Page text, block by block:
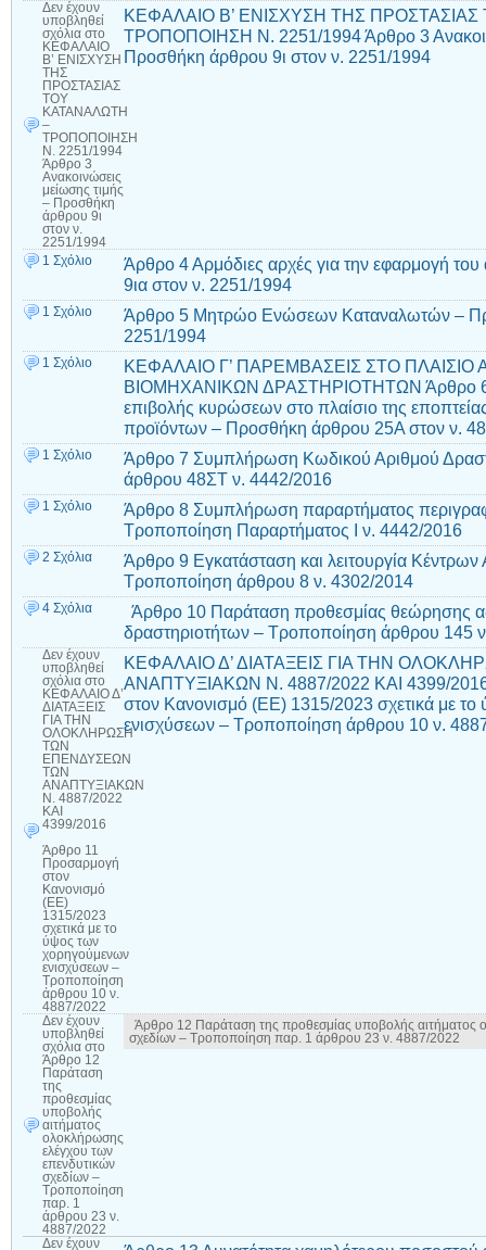
Δεν έχουν
υποβληθεί
σχόλια στο
ΚΕΦΑΛΑΙΟ
Β’ ΕΝΙΣΧΥΣΗ
ΤΗΣ
ΠΡΟΣΤΑΣΙΑΣ
ΤΟΥ
ΚΑΤΑΝΑΛΩΤΗ
–
ΤΡΟΠΟΠΟΙΗΣΗ
Ν. 2251/1994
Άρθρο 3
Ανακοινώσεις
μείωσης τιμής
– Προσθήκη
άρθρου 9ι
στον ν.
2251/1994
ΚΕΦΑΛΑΙΟ Β’ ΕΝΙΣΧΥΣΗ ΤΗΣ
ΤΡΟΠΟΠΟΙΗΣΗ Ν. 2251/1994 Άρθρο 3
Προσθήκη άρθρου 9ι στον ν. 2251/1994
1 Σχόλιο
Άρθρο 4 Αρμόδιες αρχές για την εφαρμογή
9ια στον ν. 2251/1994
1 Σχόλιο
Άρθρο 5 Μητρώο Ενώσεων Καταναλωτών –
2251/1994
1 Σχόλιο
ΚΕΦΑΛΑΙΟ Γ’ ΠΑΡΕΜΒΑΣΕΙΣ ΣΤΟ ΠΛΑΙΣΙΟ
ΒΙΟΜΗΧΑΝΙΚΩΝ ΔΡΑΣΤΗΡΙΟΤΗΤΩΝ Άρθρο 6
επιβολής κυρώσεων στο πλαίσιο της
προϊόντων – Προσθήκη άρθρου 25Α στον ν.
1 Σχόλιο
Άρθρο 7 Συμπλήρωση Κωδικού Αριθμού
άρθρου 48ΣΤ ν. 4442/2016
1 Σχόλιο
Άρθρο 8 Συμπλήρωση παραρτήματος
Τροποποίηση Παραρτήματος Ι ν. 4442/2016
2 Σχόλια
Άρθρο 9 Εγκατάσταση και λειτουργία
Τροποποίηση άρθρου 8 ν. 4302/2014
4 Σχόλια
Άρθρο 10 Παράταση προθεσμίας θεώρησης
δραστηριοτήτων – Τροποποίηση άρθρου 145
Δεν έχουν
υποβληθεί
σχόλια στο
ΚΕΦΑΛΑΙΟ Δ’
ΔΙΑΤΑΞΕΙΣ
ΓΙΑ ΤΗΝ
ΟΛΟΚΛΗΡΩΣΗ
ΤΩΝ
ΕΠΕΝΔΥΣΕΩΝ
ΤΩΝ
ΑΝΑΠΤΥΞΙΑΚΩΝ
Ν. 4887/2022
ΚΑΙ
4399/2016
Άρθρο 11
Προσαρμογή
στον
Κανονισμό
(ΕΕ)
1315/2023
σχετικά με το
ύψος των
χορηγούμενων
ενισχύσεων –
Τροποποίηση
άρθρου 10 ν.
4887/2022
ΚΕΦΑΛΑΙΟ Δ’ ΔΙΑΤΑΞΕΙΣ ΓΙΑ ΤΗΝ
ΑΝΑΠΤΥΞΙΑΚΩΝ Ν. 4887/2022 ΚΑΙ
στον Κανονισμό (ΕΕ) 1315/2023 σχετικά με
ενισχύσεων – Τροποποίηση άρθρου 10 ν.
Δεν έχουν
υποβληθεί
σχόλια στο
Άρθρο 12
Παράταση
της
προθεσμίας
υποβολής
αιτήματος
ολοκλήρωσης
ελέγχου των
επενδυτικών
σχεδίων –
Τροποποίηση
παρ. 1
άρθρου 23 ν.
4887/2022
Άρθρο 12 Παράταση της προθεσμίας υποβολής αιτήματος
σχεδίων – Τροποποίηση παρ. 1 άρθρου 23 ν. 4887/2022
Δεν έχουν